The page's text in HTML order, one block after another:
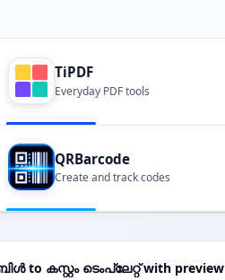
TiPDF
Everyday PDF tools
QRBarcode
Create and track codes
to കസ്റ്റം ടെംപ്ലേറ്റ് with preview